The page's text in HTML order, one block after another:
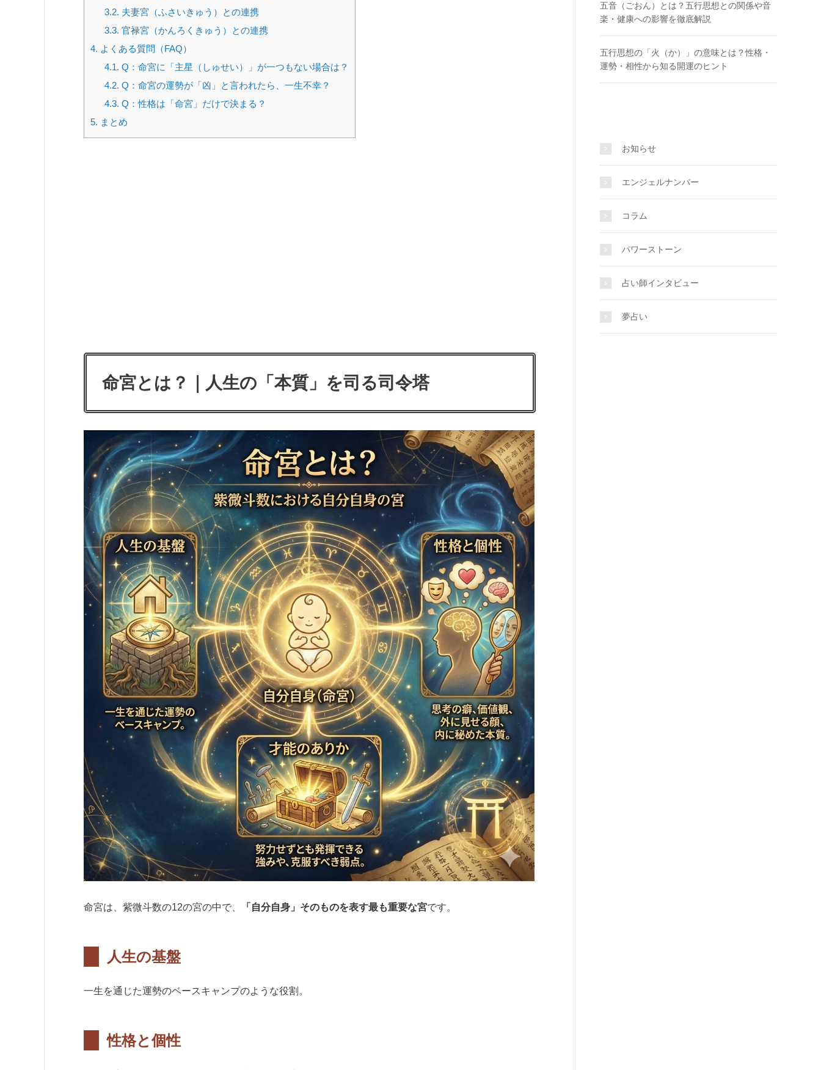
3.2. 夫妻宮（ふさいきゅう）との連携
3.3. 官禄宮（かんろくきゅう）との連携
4. よくある質問（FAQ）
4.1. Q：命宮に「主星（しゅせい）」が一つもない場合は？
4.2. Q：命宮の運勢が「凶」と言われたら、一生不幸？
4.3. Q：性格は「命宮」だけで決まる？
5. まとめ
命宮とは？｜人生の「本質」を司る司令塔
命宮は、紫微斗数の12の宮の中で、 「自分自身」そのものを表す最も重要な宮です。
人生の基盤
一生を通じた運勢のベースキャンプのような役割。
性格と個性
五音（ごおん）とは？五行思想との関係や音
楽・健康への影響を徹底解説
五行思想の「火（か）」の意味とは？性格・
運勢・相性から知る開運のヒント
お知らせ
エンジェルナンバー
コラム
パワーストーン
占い師インタビュー
夢占い